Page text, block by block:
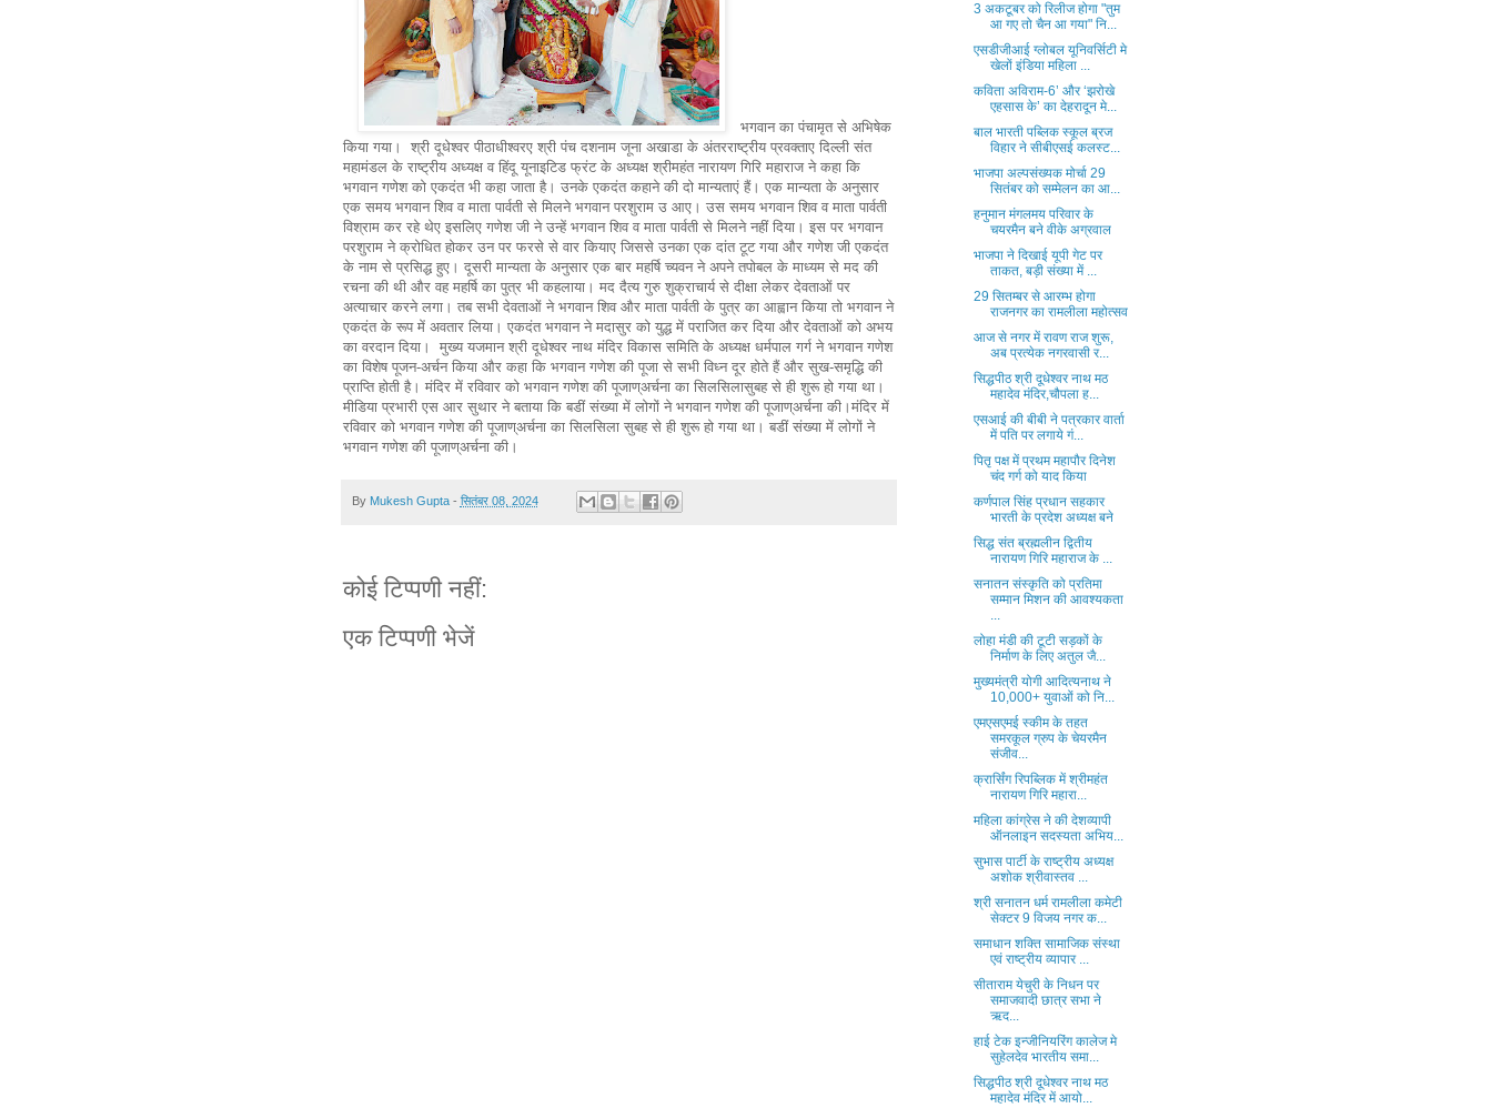
भगवान का पंचामृत से अभिषेक
किया गया। श्री दूधेश्वर पीठाधीश्वरए श्री पंच दशनाम जूना अखाडा के अंतरराष्ट्रीय प्रवक्ताए दिल्ली संत
महामंडल के राष्ट्रीय अध्यक्ष व हिंदू यूनाइटिड फ्रंट के अध्यक्ष श्रीमहंत नारायण गिरि महाराज ने कहा कि
भगवान गणेश को एकदंत भी कहा जाता है। उनके एकदंत कहाने की दो मान्यताएं हैं। एक मान्यता के अनुसार
एक समय भगवान शिव व माता पार्वती से मिलने भगवान परशुराम उ आए। उस समय भगवान शिव व माता पार्वती
विश्राम कर रहे थेए इसलिए गणेश जी ने उन्हें भगवान शिव व माता पार्वती से मिलने नहीं दिया। इस पर भगवान
परशुराम ने क्रोधित होकर उन पर फरसे से वार कियाए जिससे उनका एक दांत टूट गया और गणेश जी एकदंत
के नाम से प्रसिद्ध हुए। दूसरी मान्यता के अनुसार एक बार महर्षि च्यवन ने अपने तपोबल के माध्यम से मद की
रचना की थी और वह महर्षि का पुत्र भी कहलाया। मद दैत्य गुरु शुक्राचार्य से दीक्षा लेकर देवताओं पर
अत्याचार करने लगा। तब सभी देवताओं ने भगवान शिव और माता पार्वती के पुत्र का आह्वान किया तो भगवान ने
एकदंत के रूप में अवतार लिया। एकदंत भगवान ने मदासुर को युद्ध में पराजित कर दिया और देवताओं को अभय
का वरदान दिया। मुख्य यजमान श्री दूधेश्वर नाथ मंदिर विकास समिति के अध्यक्ष धर्मपाल गर्ग ने भगवान गणेश
का विशेष पूजन-अर्चन किया और कहा कि भगवान गणेश की पूजा से सभी विध्न दूर होते हैं और सुख-समृद्धि की
प्राप्ति होती है। मंदिर में रविवार को भगवान गणेश की पूजाण्अर्चना का सिलसिलासुबह से ही शुरू हो गया था।
मीडिया प्रभारी एस आर सुथार ने बताया कि बडीं संख्या में लोगों ने भगवान गणेश की पूजाण्अर्चना की।मंदिर में
रविवार को भगवान गणेश की पूजाण्अर्चना का सिलसिला सुबह से ही शुरू हो गया था। बडीं संख्या में लोगों ने
भगवान गणेश की पूजाण्अर्चना की।
By Mukesh Gupta - सितंबर 08, 2024
कोई टिप्पणी नहीं:
एक टिप्पणी भेजें
3 अकटूबर को रिलीज होगा "तुम
आ गए तो चैन आ गया" नि...
एसडीजीआई ग्लोबल यूनिवर्सिटी मे
खेलों इंडिया महिला ...
कविता अविराम-6’ और ‘झरोखे
एहसास के’ का देहरादून मे...
बाल भारती पब्लिक स्कूल ब्रज
विहार ने सीबीएसई कलस्ट...
भाजपा अल्पसंख्यक मोर्चा 29
सितंबर को सम्मेलन का आ...
हनुमान मंगलमय परिवार के
चयरमैन बने वीके अग्रवाल
भाजपा ने दिखाई यूपी गेट पर
ताकत, बड़ी संख्या में ...
29 सितम्बर से आरम्भ होगा
राजनगर का रामलीला महोत्सव
आज से नगर में रावण राज शुरू,
अब प्रत्येक नगरवासी र...
सिद्धपीठ श्री दूधेश्वर नाथ मठ
महादेव मंदिर,चौपला ह...
एसआई की बीबी ने पत्रकार वार्ता
में पति पर लगाये गं...
पितृ पक्ष में प्रथम महापौर दिनेश
चंद गर्ग को याद किया
कर्णपाल सिंह प्रधान सहकार
भारती के प्रदेश अध्यक्ष बने
सिद्ध संत ब्रह्मलीन द्वितीय
नारायण गिरि महाराज के ...
सनातन संस्कृति को प्रतिमा
सम्मान मिशन की आवश्यकता
...
लोहा मंडी की टूटी सड़कों के
निर्माण के लिए अतुल जै...
मुख्यमंत्री योगी आदित्यनाथ ने
10,000+ युवाओं को नि...
एमएसएमई स्कीम के तहत
समरकूल ग्रुप के चेयरमैन
संजीव...
क्रार्सिंग रिपब्लिक में श्रीमहंत
नारायण गिरि महारा...
महिला कांग्रेस ने की देशव्यापी
ऑनलाइन सदस्यता अभिय...
सुभास पार्टी के राष्ट्रीय अध्यक्ष
अशोक श्रीवास्तव ...
श्री सनातन धर्म रामलीला कमेटी
सेक्टर 9 विजय नगर क...
समाधान शक्ति सामाजिक संस्था
एवं राष्ट्रीय व्यापार ...
सीताराम येचुरी के निधन पर
समाजवादी छात्र सभा ने
ऋद...
हाई टेक इन्जीनियरिंग कालेज मे
सुहेलदेव भारतीय समा...
सिद्धपीठ श्री दूधेश्वर नाथ मठ
महादेव मंदिर में आयो...